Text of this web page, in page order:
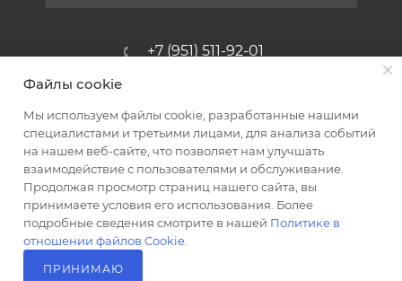
+7 (951) 511-92-01
Магазин-склад ТЦ "Альтус"
Ростовская обл, Аксайский р-н,
пос. Янтарный, Малое Зеленое
Кольцо, 3, ТЦ "Альтус" 1 этаж
Показать на карте
Файлы cookie
Мы используем файлы cookie, разработанные нашими
специалистами и третьими лицами, для анализа событий
на нашем веб-сайте, что позволяет нам улучшать
взаимодействие с пользователями и обслуживание.
Продолжая просмотр страниц нашего сайта, вы
принимаете условия его использования. Более
подробные сведения смотрите в нашей Политике в
отношении файлов Cookie
ПРИНИМАЮ